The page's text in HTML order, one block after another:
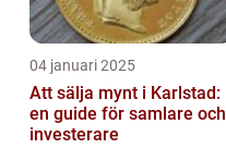
04 januari 2025
Att sälja mynt i Karlstad:
en guide för samlare och
investerare